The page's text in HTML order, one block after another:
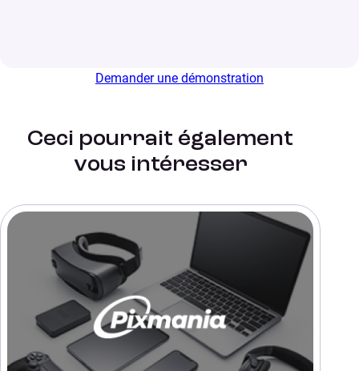
Demander une démonstration
Ceci pourrait également
vous intéresser